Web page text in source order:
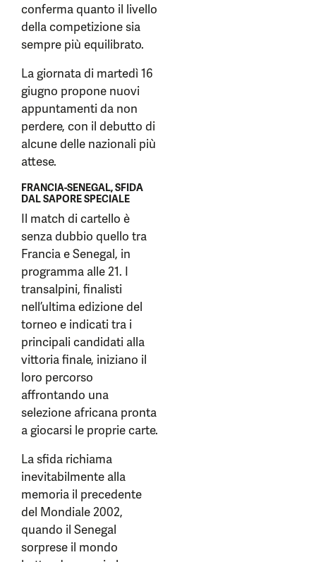
conferma quanto il livello
della competizione sia
sempre più equilibrato.
La giornata di martedì 16
giugno propone nuovi
appuntamenti da non
perdere, con il debutto di
alcune delle nazionali più
attese.
FRANCIA-SENEGAL, SFIDA
DAL SAPORE SPECIALE
Il match di cartello è
senza dubbio quello tra
Francia e Senegal, in
programma alle 21. I
transalpini, finalisti
nell’ultima edizione del
torneo e indicati tra i
principali candidati alla
vittoria finale, iniziano il
loro percorso
affrontando una
selezione africana pronta
a giocarsi le proprie carte.
La sfida richiama
inevitabilmente alla
memoria il precedente
del Mondiale 2002,
quando il Senegal
sorprese il mondo